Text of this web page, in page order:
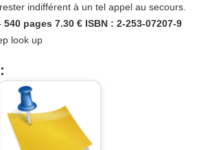
indifférent à un tel appel au secours.
540 pages 7.30 € ISBN : 2-253-07207-9
look up